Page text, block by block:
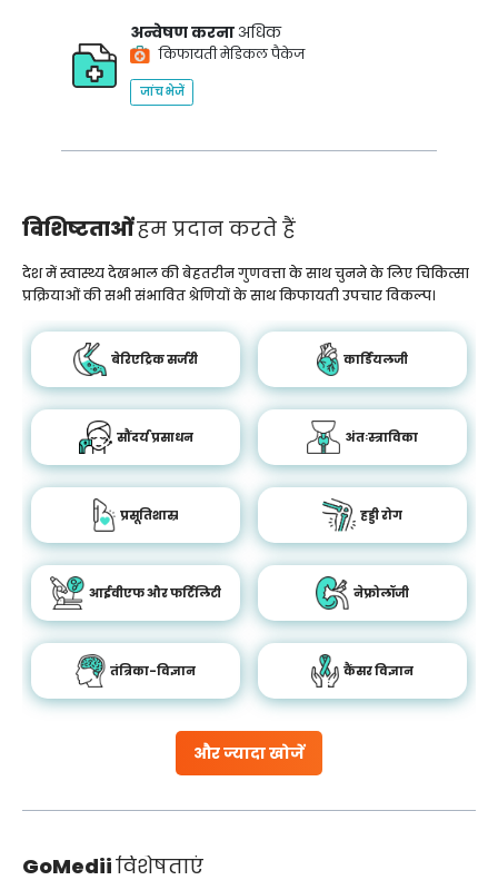
अन्वेषण करना अधिक
किफायती मेडिकल पैकेज
जांच भेजें
विशिष्टताओंहम प्रदान करते हैं
और ज्यादा खोजें
देश में स्वास्थ्य देखभाल की बेहतरीन गुणवत्ता के साथ चुनने के लिए चिकित्सा
प्रक्रियाओं की सभी संभावित श्रेणियों के साथ किफायती उपचार विकल्प।
बेरिएट्रिक सर्जरी कार्डियलजी
सौंदर्य प्रसाधन अंतःस्त्राविका
प्रसूतिशास्र हड्डी रोग
आईवीएफ और फर्टिलिटी नेफ्रोलॉजी
तंत्रिका-विज्ञान कैंसर विज्ञान
GoMediiविशेषताएं